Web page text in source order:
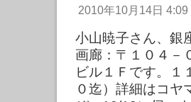
2010年10月14日 4:09
小山暁子さん、銀
画廊：〒１０４－
ビル１Ｆです。１
０迄）詳細はコヤ